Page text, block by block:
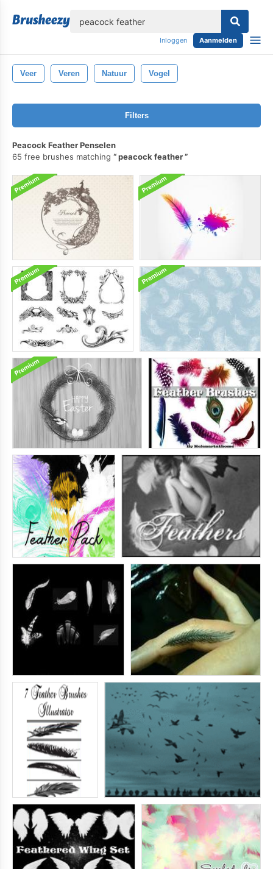
Inloggen Aanmelden
Veer Veren Natuur Vogel
Filters
Peacock Feather Penselen
65 free brushes matching
peacock feather